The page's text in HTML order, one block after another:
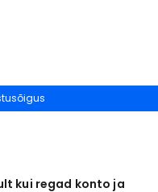
kui regad konto ja